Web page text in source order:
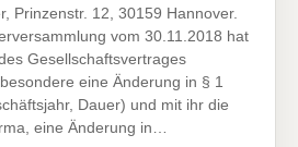
Prinzenstr. 12, 30159 Hannover.
vom 30.11.2018 hat
Gesellschaftsvertrages
eine Änderung in § 1
Dauer) und mit ihr die
eine Änderung in…